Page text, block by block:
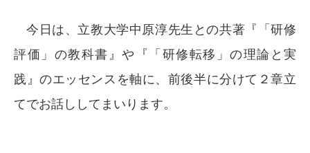
今日は、立教大学中原淳先生との共著『「研修
評価」の教科書』や『「研修転移」の理論と実
践』のエッセンスを軸に、前後半に分けて２章立
てでお話ししてまいります。